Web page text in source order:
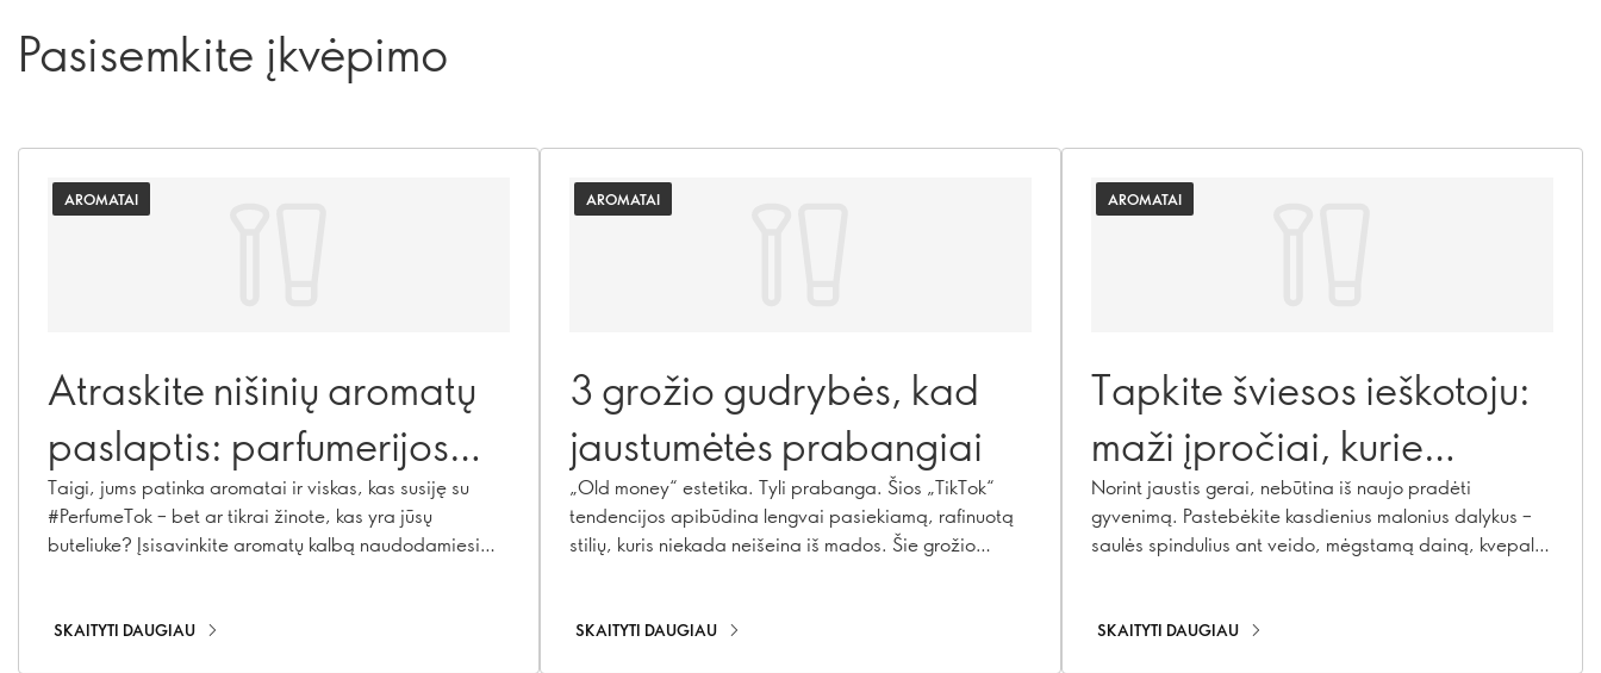
Pasisemkite įkvėpimo
AROMATAI
Atraskite nišinių aromatų
paslaptis: parfumerijos
žodynas
Taigi, jums patinka aromatai ir viskas, kas susiję su
#PerfumeTok – bet ar tikrai žinote, kas yra jūsų
buteliuke? Įsisavinkite aromatų kalbą naudodamiesi
Nuo žinomų ingredientų iki nišinės parfumerijos
SKAITYTI DAUGIAU
AROMATAI
3 grožio gudrybės, kad
jaustumėtės prabangiai
„Old money“ estetika. Tyli prabanga. Šios „TikTok“
tendencijos apibūdina lengvai pasiekiamą, rafinuotą
stilių, kuris niekada neišeina iš mados. Šie grožio
SKAITYTI DAUGIAU
AROMATAI
Tapkite šviesos ieškotoju:
maži įpročiai, kurie
pagerina nuotaiką
Norint jaustis gerai, nebūtina iš naujo pradėti
gyvenimą. Pastebėkite kasdienius malonius dalykus –
saulės spindulius ant veido, mėgstamą dainą, kvepalų
pradėsite rinkti daugiau mažų akimirkų, kurios suteikia
SKAITYTI DAUGIAU